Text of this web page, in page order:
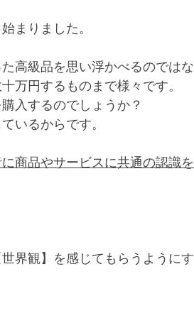
まりました。
高級品を思い浮かべるのではな
万円するものまで様々です。
入するのでしょうか？
いるからです。
商品やサービスに共通の認識を
界観】を感じてもらうようにす